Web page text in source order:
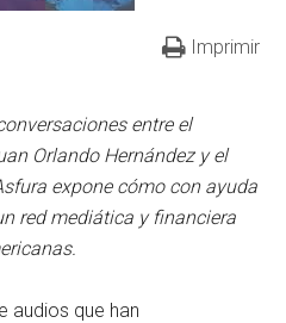
Imprimir
entre el
Orlando Hernández y el
expone cómo con ayuda
red mediática y financiera
audios que han